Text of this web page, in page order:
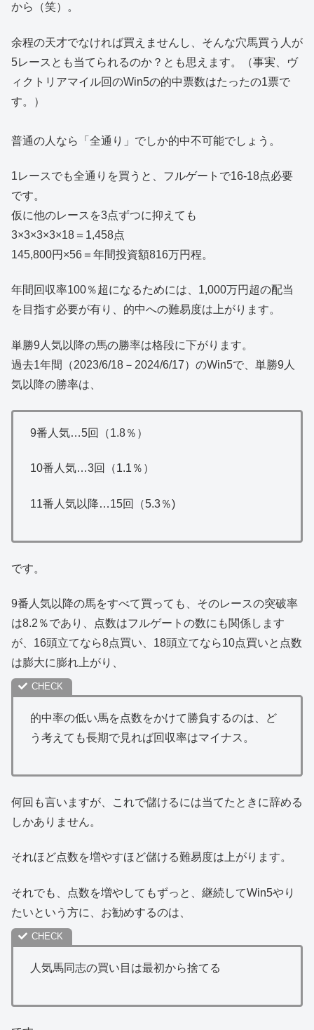
から（笑）。
余程の天才でなければ買えませんし、そんな穴馬買う人が
5レースとも当てられるのか？とも思えます。（事実、ヴ
ィクトリアマイル回のWin5の的中票数はたったの1票で
す。）
普通の人なら「全通り」でしか的中不可能でしょう。
1レースでも全通りを買うと、フルゲートで16-18点必要
です。
仮に他のレースを3点ずつに抑えても
3×3×3×3×18＝1,458点
145,800円×56＝年間投資額816万円程。
年間回収率100％超になるためには、1,000万円超の配当
を目指す必要が有り、的中への難易度は上がります。
単勝9人気以降の馬の勝率は格段に下がります。
過去1年間（2023/6/18－2024/6/17）のWin5で、単勝9人
気以降の勝率は、
9番人気…5回（1.8％）
10番人気…3回（1.1％）
11番人気以降…15回（5.3％)
です。
9番人気以降の馬をすべて買っても、そのレースの突破率
は8.2％であり、点数はフルゲートの数にも関係します
が、16頭立てなら8点買い、18頭立てなら10点買いと点数
は膨大に膨れ上がり、
的中率の低い馬を点数をかけて勝負するのは、ど
う考えても長期で見れば回収率はマイナス。
何回も言いますが、これで儲けるには当てたときに辞める
しかありません。
それほど点数を増やすほど儲ける難易度は上がります。
それでも、点数を増やしてもずっと、継続してWin5やり
たいという方に、お勧めするのは、
人気馬同志の買い目は最初から捨てる